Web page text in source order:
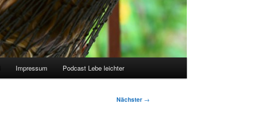
Impressum Podcast Lebe leichter
Nächster →